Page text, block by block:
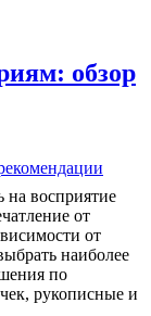
обзор
на восприятие
от
от
наиболее
по
рукописные и